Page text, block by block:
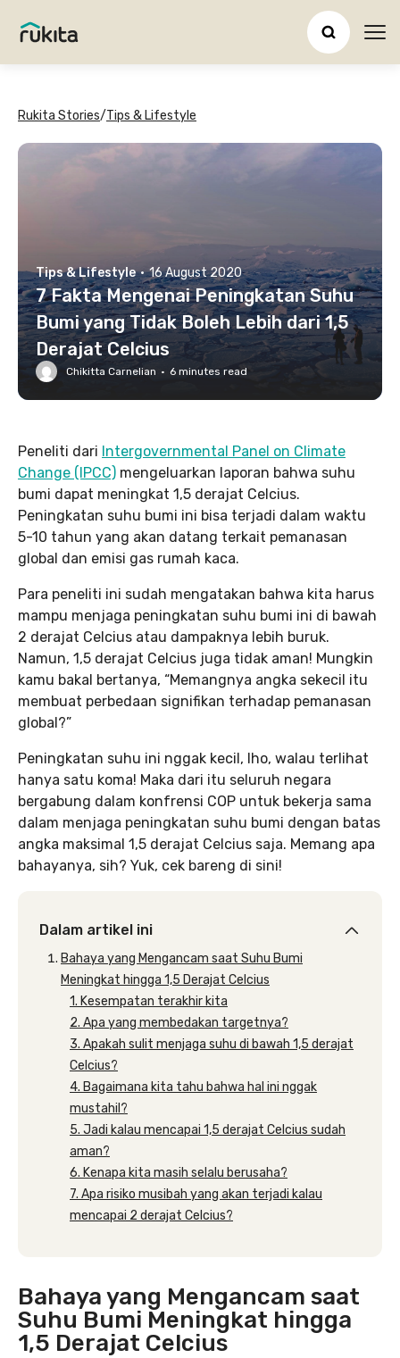
Rukita Stories/Tips & Lifestyle
Tips & Lifestyle · 16 August 2020
7 Fakta Mengenai Peningkatan Suhu
Bumi yang Tidak Boleh Lebih dari 1,5
Derajat Celcius
Chikitta Carnelian · 6 minutes read
Peneliti dari Intergovernmental Panel on Climate
Change (IPCC) mengeluarkan laporan bahwa suhu
bumi dapat meningkat 1,5 derajat Celcius.
Peningkatan suhu bumi ini bisa terjadi dalam waktu
5-10 tahun yang akan datang terkait pemanasan
global dan emisi gas rumah kaca.
Para peneliti ini sudah mengatakan bahwa kita harus
mampu menjaga peningkatan suhu bumi ini di bawah
2 derajat Celcius atau dampaknya lebih buruk.
Namun, 1,5 derajat Celcius juga tidak aman! Mungkin
kamu bakal bertanya, “Memangnya angka sekecil itu
membuat perbedaan signifikan terhadap pemanasan
global?”
Peningkatan suhu ini nggak kecil, lho, walau terlihat
hanya satu koma! Maka dari itu seluruh negara
bergabung dalam konfrensi COP untuk bekerja sama
dalam menjaga peningkatan suhu bumi dengan batas
angka maksimal 1,5 derajat Celcius saja. Memang apa
bahayanya, sih? Yuk, cek bareng di sini!
Dalam artikel ini
Bahaya yang Mengancam saat Suhu Bumi
Meningkat hingga 1,5 Derajat Celcius
1. Kesempatan terakhir kita
2. Apa yang membedakan targetnya?
3. Apakah sulit menjaga suhu di bawah 1,5 derajat
Celcius?
4. Bagaimana kita tahu bahwa hal ini nggak
mustahil?
5. Jadi kalau mencapai 1,5 derajat Celcius sudah
aman?
6. Kenapa kita masih selalu berusaha?
7. Apa risiko musibah yang akan terjadi kalau
mencapai 2 derajat Celcius?
Bahaya yang Mengancam saat
Suhu Bumi Meningkat hingga
1,5 Derajat Celcius